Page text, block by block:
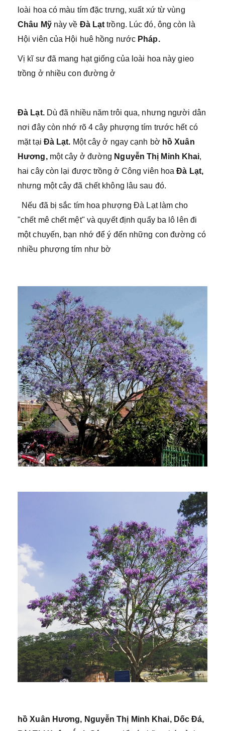
loài hoa có màu tím đặc trưng, xuất xứ từ vùng
Châu Mỹnày về Đà Lạttrồng. Lúc đó, ông còn là
Hội viên của Hội huê hồng nước Pháp.
Vị kĩ sư đã mang hạt giống của loài hoa này gieo
trồng ở nhiều con đường ở
Đà Lạt. Dù đã nhiều năm trôi qua, nhưng người dân
nơi đây còn nhớ rõ 4 cây phượng tím trước hết có
mặt tại Đà Lạt. Một cây ở ngay cạnh bờ hồ Xuân
Hương, một cây ở đường Nguyễn Thị Minh Khai,
hai cây còn lại được trồng ở Công viên hoa Đà Lạt,
nhưng một cây đã chết không lâu sau đó.
Nếu đã bị sắc tím hoa phượng Đà Lạt làm cho
"chết mê chết mệt" và quyết định quẩy ba lô lên đi
một chuyến, bạn nhớ để ý đến những con đường có
nhiều phượng tím như bờ
hồ Xuân Hương, Nguyễn Thị Minh Khai, Dốc Đá,